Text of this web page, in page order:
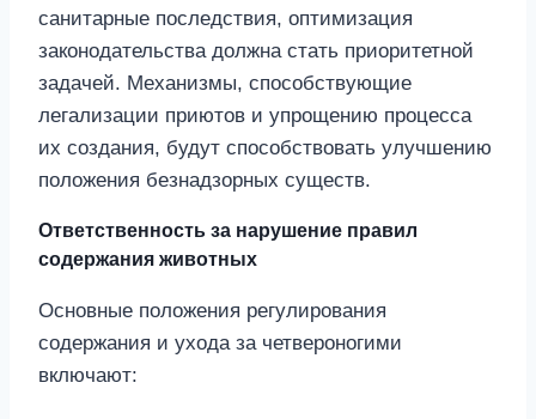
санитарные последствия, оптимизация
законодательства должна стать приоритетной
задачей. Механизмы, способствующие
легализации приютов и упрощению процесса
их создания, будут способствовать улучшению
положения безнадзорных существ.
Ответственность за нарушение правил
содержания животных
Основные положения регулирования
содержания и ухода за четвероногими
включают: